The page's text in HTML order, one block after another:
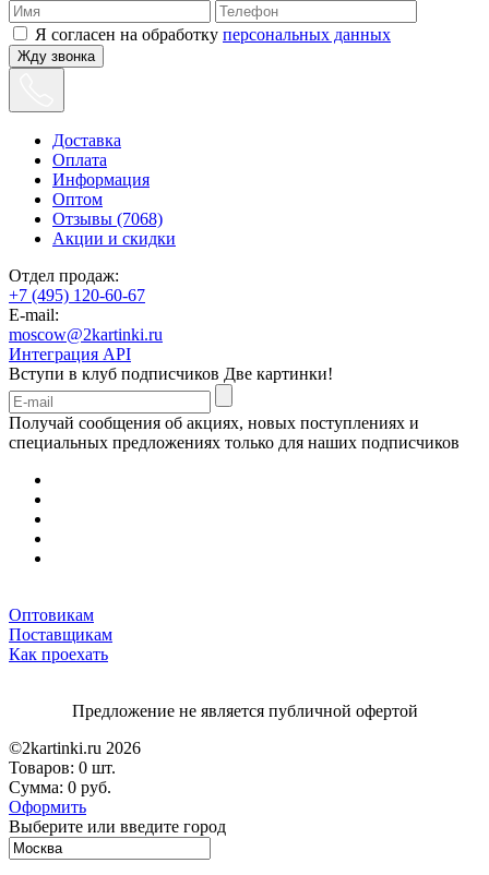
Я согласен на обработку персональных данных
Жду звонка
Доставка
Оплата
Информация
Оптом
Отзывы (7068)
Акции и скидки
Отдел продаж:
+7 (495) 120-60-67
E-mail:
moscow@2kartinki.ru
Интеграция API
Вступи в клуб подписчиков Две картинки!
Получай сообщения об акциях, новых поступлениях и
специальных предложениях только для наших подписчиков
Оптовикам
Поставщикам
Как проехать
Предложение не является публичной офертой
©2kartinki.ru 2026
Товаров: 0 шт.
Сумма: 0 руб.
Оформить
Выберите или введите город